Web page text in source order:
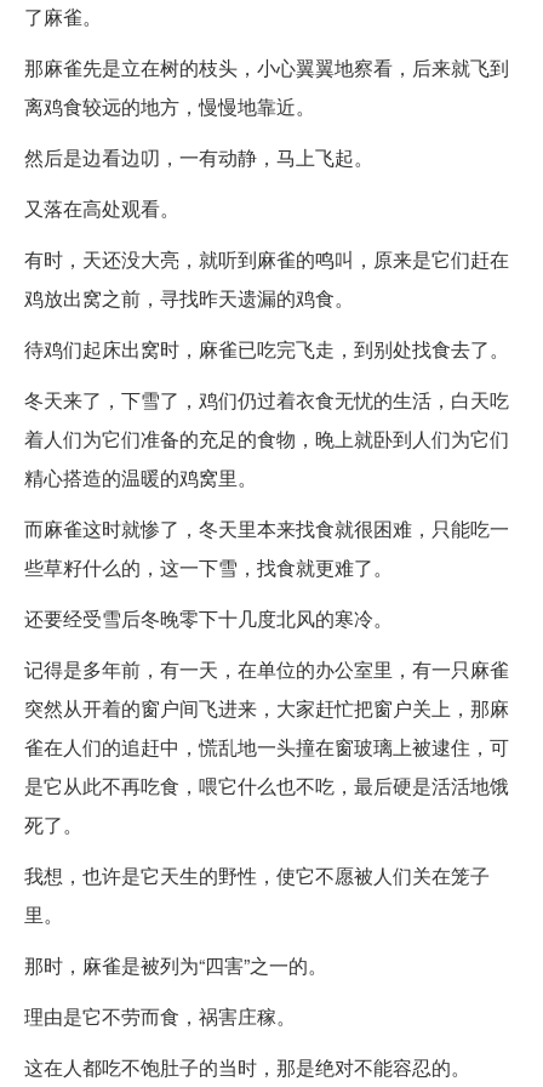
了麻雀。
那麻雀先是立在树的枝头，小心翼翼地察看，后来就飞到
离鸡食较远的地方，慢慢地靠近。
然后是边看边叨，一有动静，马上飞起。
又落在高处观看。
有时，天还没大亮，就听到麻雀的鸣叫，原来是它们赶在
鸡放出窝之前，寻找昨天遗漏的鸡食。
待鸡们起床出窝时，麻雀已吃完飞走，到别处找食去了。
冬天来了，下雪了，鸡们仍过着衣食无忧的生活，白天吃
着人们为它们准备的充足的食物，晚上就卧到人们为它们
精心搭造的温暖的鸡窝里。
而麻雀这时就惨了，冬天里本来找食就很困难，只能吃一
些草籽什么的，这一下雪，找食就更难了。
还要经受雪后冬晚零下十几度北风的寒冷。
记得是多年前，有一天，在单位的办公室里，有一只麻雀
突然从开着的窗户间飞进来，大家赶忙把窗户关上，那麻
雀在人们的追赶中，慌乱地一头撞在窗玻璃上被逮住，可
是它从此不再吃食，喂它什么也不吃，最后硬是活活地饿
死了。
我想，也许是它天生的野性，使它不愿被人们关在笼子
里。
那时，麻雀是被列为“四害”之一的。
理由是它不劳而食，祸害庄稼。
这在人都吃不饱肚子的当时，那是绝对不能容忍的。